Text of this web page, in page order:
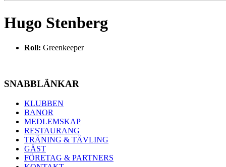
Hugo Stenberg
Roll: Greenkeeper
SNABBLÄNKAR
KLUBBEN
BANOR
MEDLEMSKAP
RESTAURANG
TRÄNING & TÄVLING
GÄST
FÖRETAG & PARTNERS